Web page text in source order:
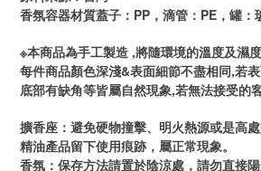
香氛容器材質蓋子：PP，滴管：PE，罐：
※本商品為手工製造 ,將隨環境的溫度及濕
每件商品顏色深淺&表面細節不盡相同,若
底部有缺角等皆屬自然現象,若無法接受的
擴香座：避免硬物撞擊、明火熱源或是高
精油產品留下使用痕跡，屬正常現象。
香氛：保存方法請置於陰涼處，請勿直接